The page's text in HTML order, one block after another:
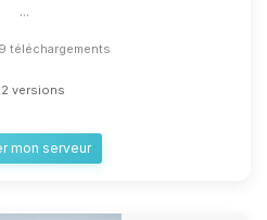
...
téléchargements
versions
mon serveur